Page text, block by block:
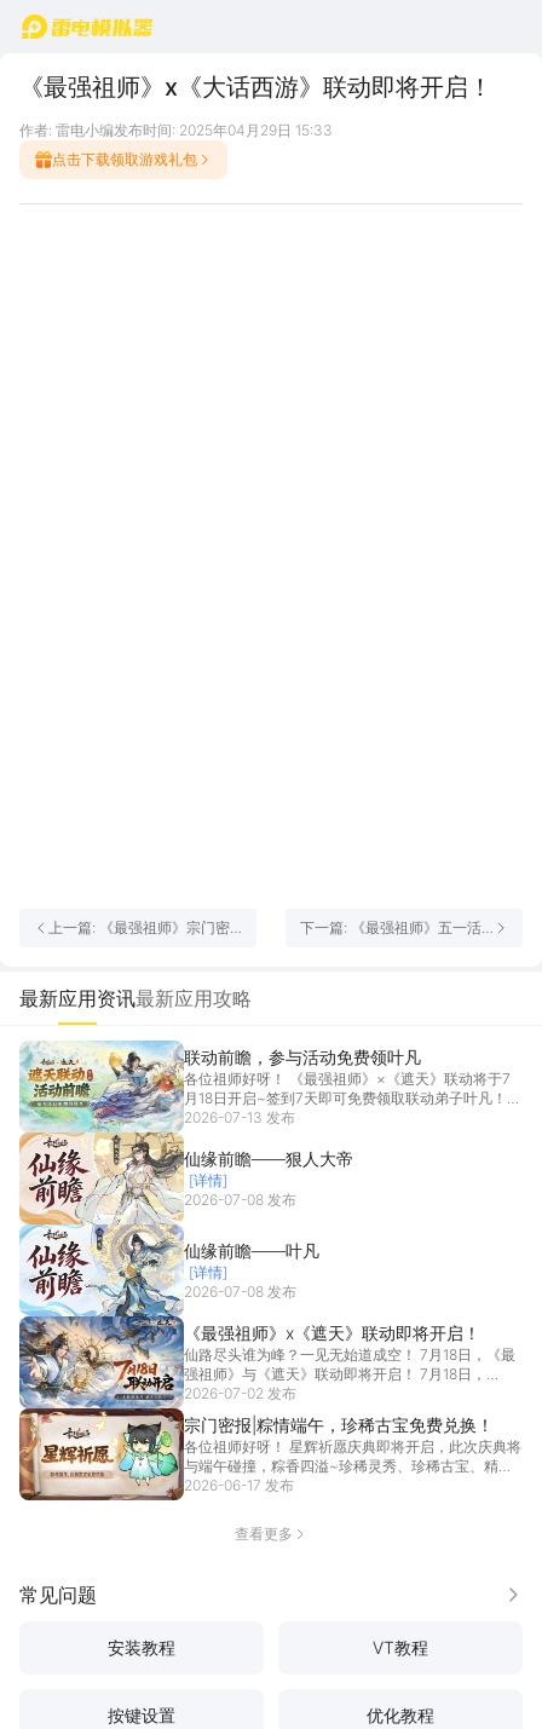
首页
《最强祖师》x《大话西游》联动即将开启！
作者: 雷电小编发布时间: 2025年04月29日 15:33
点击下载领取游戏礼包
上一篇: 《最强祖师》宗门密
领至尊宝！
下一篇: 《最强祖师》五一活
最新应用资讯最新应用攻略
联动前瞻，参与活动免费领叶凡
各位祖师好呀！ 《最强祖师》×《遮天》联动将于7
月18日开启~签到7天即可免费领取联动弟子叶凡！还
有... [详情]
2026-07-13 发布
仙缘前瞻——狠人大帝
[详情]
2026-07-08 发布
仙缘前瞻——叶凡
[详情]
2026-07-08 发布
《最强祖师》x《遮天》联动即将开启！
仙路尽头谁为峰？一见无始道成空！ 7月18日，《最
强祖师》与《遮天》联动即将开启！ 7月18日，
《最... [详情]
2026-07-02 发布
宗门密报|粽情端午，珍稀古宝免费兑换！
各位祖师好呀！ 星辉祈愿庆典即将开启，此次庆典将
与端午碰撞，粽香四溢~珍稀灵秀、珍稀古宝、精美
建筑等... [详情]
2026-06-17 发布
查看更多
常见问题 更多
安装教程 VT教程
按键设置 优化教程